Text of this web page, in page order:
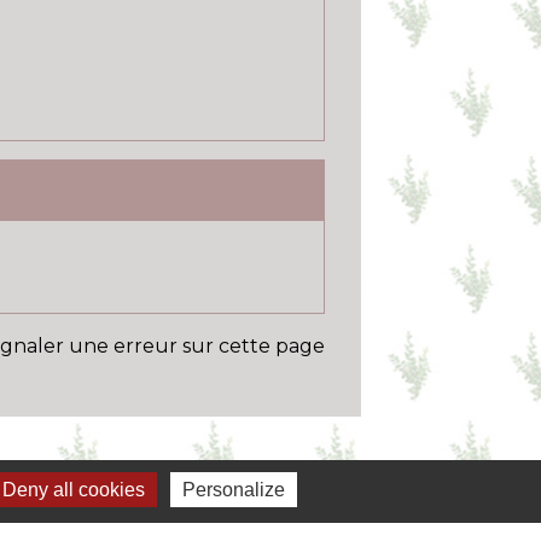
une erreur sur cette page
all cookies Personalize